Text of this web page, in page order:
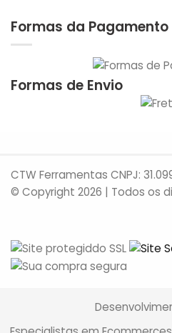
Formas da Pagamento
Formas de Envio
CTW Ferramentas CNPJ:
© Copyright 2026 | Todos os